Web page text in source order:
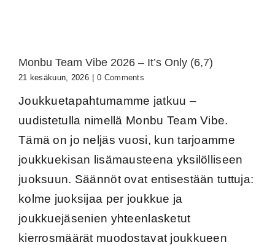
Monbu Team Vibe 2026 – It’s Only (6,7)
21 kesäkuun, 2026 0 Comments
Joukkuetapahtumamme jatkuu –
uudistetulla nimellä Monbu Team Vibe.
Tämä on jo neljäs vuosi, kun tarjoamme
joukkuekisan lisämausteena yksilölliseen
juoksuun. Säännöt ovat entisestään tuttuja:
kolme juoksijaa per joukkue ja
joukkuejäsenien yhteenlasketut
kierrosmäärät muodostavat joukkueen